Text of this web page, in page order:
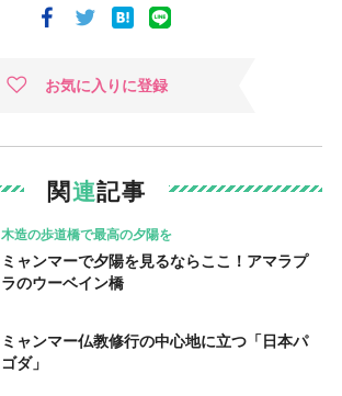
お気に入りに登録
関連記事
木造の歩道橋で最高の夕陽を
ミャンマーで夕陽を見るならここ！アマラプ
ラのウーベイン橋
ミャンマー仏教修行の中心地に立つ「日本パ
ゴダ」